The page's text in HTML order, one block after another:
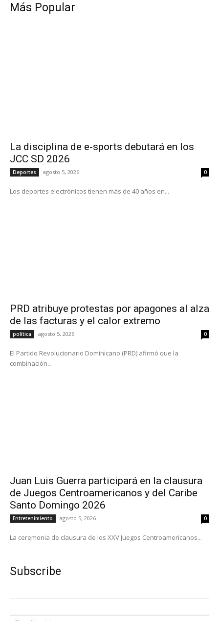
Más Popular
La disciplina de e-sports debutará en los
JCC SD 2026
Deportes agosto 5, 2026 0
Los deportes electrónicos tienen más de 40 años en...
PRD atribuye protestas por apagones al alza
de las facturas y el calor extremo
política agosto 5, 2026 0
El Partido Revolucionario Dominicano (PRD) afirmó que la
combinación...
Juan Luis Guerra participará en la clausura
de Juegos Centroamericanos y del Caribe
Santo Domingo 2026
Entretenimiento agosto 5, 2026 0
La ceremonia de clausura de los XXV Juegos Centroamericanos...
Subscribe